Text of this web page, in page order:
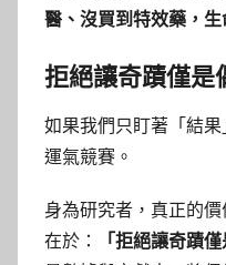
醫、沒買到特效藥，
拒絕讓奇蹟僅是
如果我們只盯著「結
運氣競賽。
身為研究者，真正的
在於：
「拒絕讓奇蹟僅